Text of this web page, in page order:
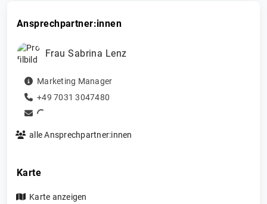
Ansprechpartner:innen
Frau Sabrina Lenz
Marketing Manager
+49 7031 3047480
alle Ansprechpartner:innen
Karte
Karte anzeigen